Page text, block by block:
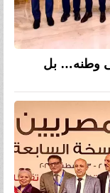
وطنه… بل